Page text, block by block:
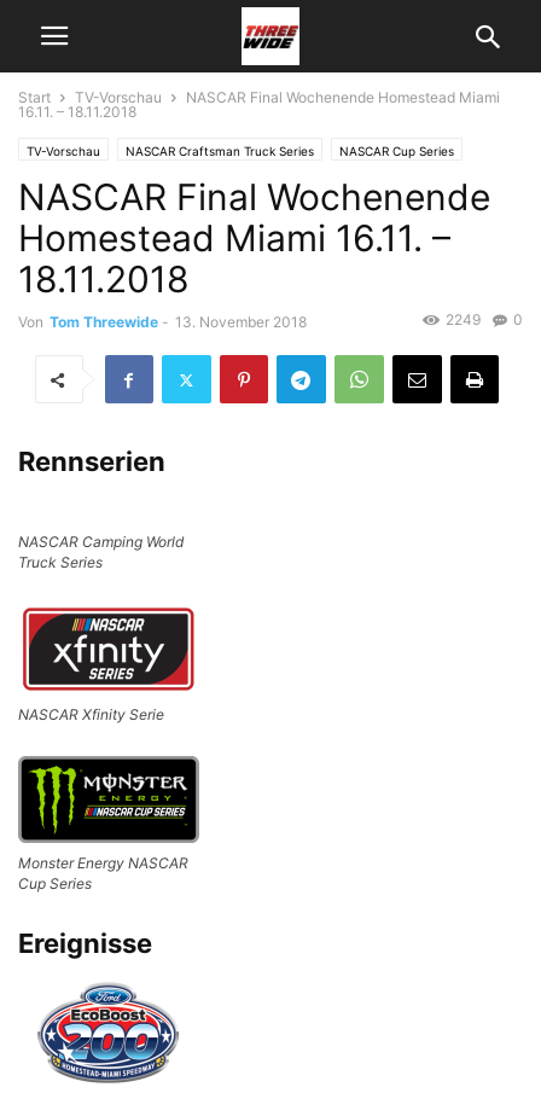
Start TV-Vorschau
NASCAR Final Wochenende Homestead Miami
16.11. – 18.11.2018
TV-Vorschau NASCAR Craftsman Truck Series NASCAR Cup Series
NASCAR Xfinity Series
NASCAR Final Wochenende
Homestead Miami 16.11. –
18.11.2018
Von Tom Threewide - 13. November 2018 0
2249
Rennserien
NASCAR Camping World
Truck Series
NASCAR Xfinity Serie
Monster Energy NASCAR
Cup Series
Ereignisse